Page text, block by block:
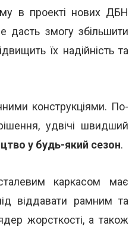
в проекті нових ДБН
дасть змогу збільшити
їх надійність та
конструкціями. По-
удвічі швидший
у будь-який сезон.
каркасом має
віддавати рамним та
жорсткості, а також